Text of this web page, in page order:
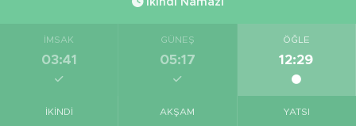
İMSAK
03:41
GÜNEŞ
05:17
ÖĞLE
12:29
İKINDI AKŞAM YATSI